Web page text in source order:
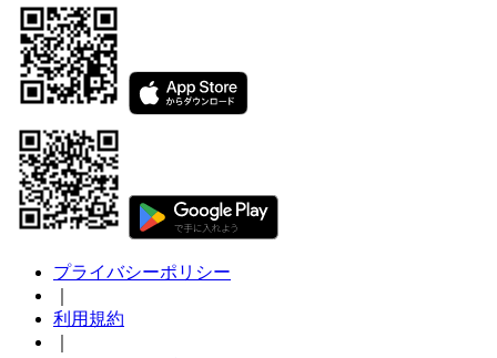
プライバシーポリシー
利用規約